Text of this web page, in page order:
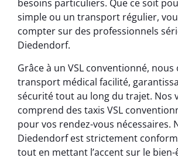
besoins particuliers. Que ce soit
simple ou un transport régulier,
compter sur des professionnels
Diedendorf.
Grâce à un VSL conventionné,
transport médical facilité,
sécurité tout au long du trajet. Nos
comprend des taxis VSL
pour vos rendez-vous nécessaires.
Diedendorf est strictement
tout en mettant l’accent sur le bien-